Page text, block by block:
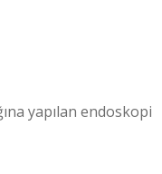
yapılan endoskopi